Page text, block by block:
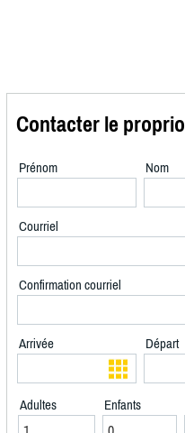
Contacter le proprio
Prénom Nom
Courriel
Confirmation courriel
Arrivée Départ
Adultes Enfants